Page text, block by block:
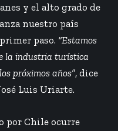
y el alto grado de
nuestro país
paso. “Estamos
la industria turística
próximos años”, dice
Luis Uriarte.
por Chile ocurre